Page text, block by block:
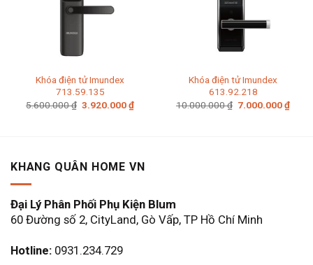
Khóa điện tử Imundex
713.59.135
5.600.000₫ Giá
3.920.000₫Giá
Khóa điện tử Imundex
613.92.218
10.000.000₫ Giá
7.000.000₫Giá
KHANG QUÂN HOME VN
Đại Lý Phân Phối Phụ Kiện Blum
60 Đường số 2, CityLand, Gò Vấp, TP Hồ Chí Minh
Hotline: 0931.234.729